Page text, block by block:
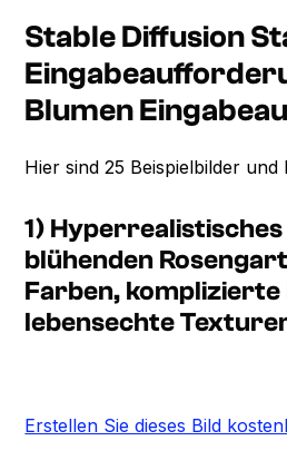
Stable Diffusion
Blumen
Hier sind 25 Beispielbilder
1) Hyperrealistisches
blühenden
Farben, komplizierte
lebensechte
Erstellen Sie dieses Bild